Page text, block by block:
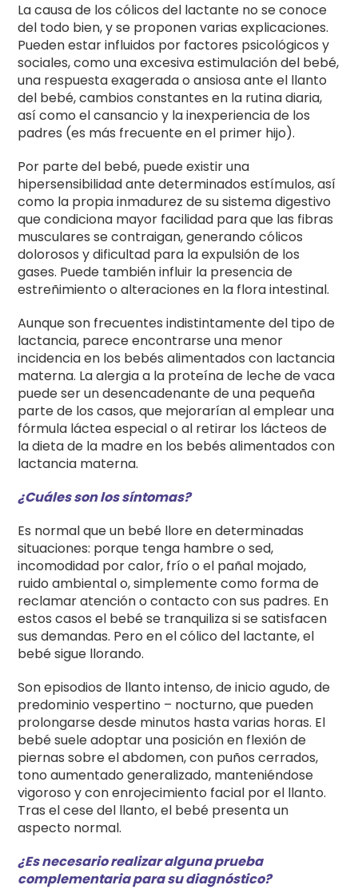
La causa de los cólicos del lactante no se conoce
del todo bien, y se proponen varias explicaciones.
Pueden estar influidos por factores psicológicos y
sociales, como una excesiva estimulación del bebé,
una respuesta exagerada o ansiosa ante el llanto
del bebé, cambios constantes en la rutina diaria,
así como el cansancio y la inexperiencia de los
padres (es más frecuente en el primer hijo).
Por parte del bebé, puede existir una
hipersensibilidad ante determinados estímulos, así
como la propia inmadurez de su sistema digestivo
que condiciona mayor facilidad para que las fibras
musculares se contraigan, generando cólicos
dolorosos y dificultad para la expulsión de los
gases. Puede también influir la presencia de
estreñimiento o alteraciones en la flora intestinal.
Aunque son frecuentes indistintamente del tipo de
lactancia, parece encontrarse una menor
incidencia en los bebés alimentados con lactancia
materna. La alergia a la proteína de leche de vaca
puede ser un desencadenante de una pequeña
parte de los casos, que mejorarían al emplear una
fórmula láctea especial o al retirar los lácteos de
la dieta de la madre en los bebés alimentados con
lactancia materna.
¿Cuáles son los síntomas?
Es normal que un bebé llore en determinadas
situaciones: porque tenga hambre o sed,
incomodidad por calor, frío o el pañal mojado,
ruido ambiental o, simplemente como forma de
reclamar atención o contacto con sus padres. En
estos casos el bebé se tranquiliza si se satisfacen
sus demandas. Pero en el cólico del lactante, el
bebé sigue llorando.
Son episodios de llanto intenso, de inicio agudo, de
predominio vespertino – nocturno, que pueden
prolongarse desde minutos hasta varias horas. El
bebé suele adoptar una posición en flexión de
piernas sobre el abdomen, con puños cerrados,
tono aumentado generalizado, manteniéndose
vigoroso y con enrojecimiento facial por el llanto.
Tras el cese del llanto, el bebé presenta un
aspecto normal.
¿Es necesario realizar alguna prueba
complementaria para su diagnóstico?